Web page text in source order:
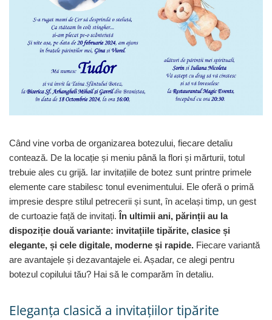
Meniuri & nr de BOTEZ
Plicuri si cartoane pentru INVITATII
TAVA pentru MOT
Cruciulite de BOTEZ
Invitatii BANCHET
Pahare Miri & Nasi
Cocarde nunta
Inmormatare/pomana
Meniuri pentru NUNTA
Decoratiuni NUNTA
Când vine vorba de organizarea botezului, fiecare detaliu
contează. De la locație și meniu până la flori și mărturii, totul
trebuie ales cu grijă. Iar invitațiile de botez sunt printre primele
elemente care stabilesc tonul evenimentului. Ele oferă o primă
impresie despre stilul petrecerii și sunt, în același timp, un gest
de curtoazie față de invitați. În ultimii ani, părinții au la
dispoziție două variante: invitațiile tipărite, clasice și
elegante, și cele digitale, moderne și rapide. Fiecare variantă
are avantajele și dezavantajele ei. Așadar, ce alegi pentru
botezul copilului tău? Hai să le comparăm în detaliu.
Eleganța clasică a invitațiilor tipărite